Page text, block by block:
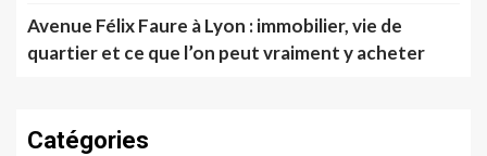
Avenue Félix Faure à Lyon : immobilier, vie de
quartier et ce que l’on peut vraiment y acheter
Catégories